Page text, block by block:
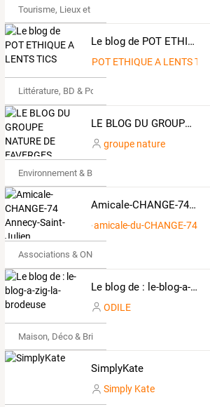
Tourisme, Lieux et Événements
Le blog de POT ETHIQUE A LENTS TICS
POT ETHIQUE A LENTS TICS
Littérature, BD & Poésie
LE BLOG DU GROUPE NATURE DE FAVERGES (Haute-Savoie)
groupe nature
Environnement & Bio
Amicale-CHANGE-74 Annecy-Saint-Julien
amicale-du-CHANGE-74
Associations & ONG
Le blog de : le-blog-a-zig-la-brodeuse
ODILE
Maison, Déco & Bricolage
SimplyKate
Simply Kate